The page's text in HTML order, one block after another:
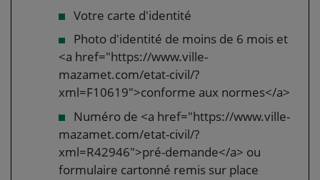
Votre carte d'identité
Photo d'identité de moins de 6 mois et
<a href="https://www.ville-
mazamet.com/etat-civil/?
xml=F10619">conforme aux normes</a>
Numéro de <a href="https://www.ville-
mazamet.com/etat-civil/?
xml=R42946">pré-demande</a> ou
formulaire cartonné remis sur place